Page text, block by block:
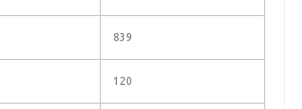
839
120